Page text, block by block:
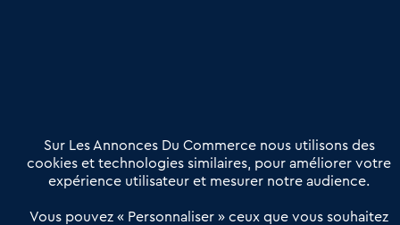
Offres Pro
Actualités
Qui sommes nous ?
Derniers articles
Sur Les Annonces Du Commerce nous utilisons des
cookies et technologies similaires, pour améliorer votre
expérience utilisateur et mesurer notre audience.
Vous pouvez « Personnaliser » ceux que vous souhaitez